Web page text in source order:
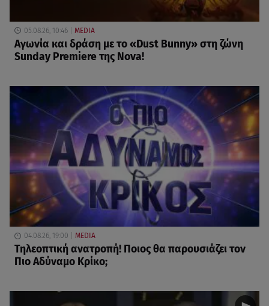
05.08.26, 10:46 MEDIA
Αγωνία και δράση με το «Dust Bunny» στη ζώνη
Sunday Premiere της Nova!
04.08.26, 19:00 MEDIA
Τηλεοπτική ανατροπή! Ποιος θα παρουσιάζει τον
Πιο Αδύναμο Κρίκο;